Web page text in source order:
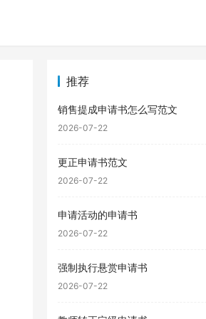
推荐
销售提成申请书怎么写范文
2026-07-22
更正申请书范文
2026-07-22
申请活动的申请书
2026-07-22
强制执行悬赏申请书
2026-07-22